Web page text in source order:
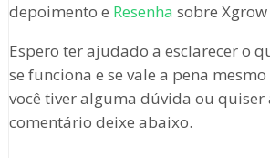
depoimento e Resenha sobre
Espero ter ajudado a esclarecer o
se funciona e se vale a pena mesmo
você tiver alguma dúvida ou
comentário deixe abaixo.